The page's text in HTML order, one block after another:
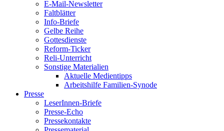
E-Mail-Newsletter
Faltblätter
Info-Briefe
Gelbe Reihe
Gottesdienste
Reform-Ticker
Reli-Unterricht
Sonstige Materialien
Aktuelle Medientipps
Arbeitshilfe Familien-Synode
Presse
LeserInnen-Briefe
Presse-Echo
Pressekontakte